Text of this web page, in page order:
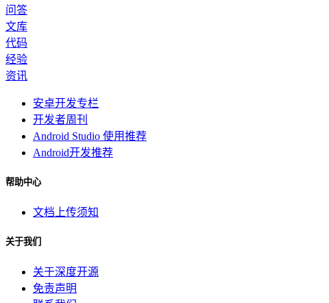
问答
文库
代码
经验
资讯
安卓开发专栏
开发者周刊
Android Studio 使用推荐
Android开发推荐
帮助中心
文档上传须知
关于我们
关于深度开源
免责声明